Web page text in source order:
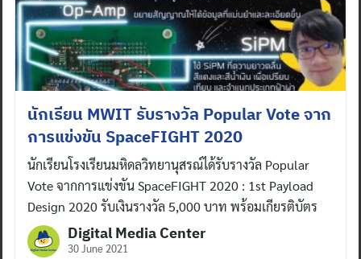
นักเรียน MWIT รับรางวัล Popular Vote จาก
การแข่งขัน SpaceFIGHT 2020
นักเรียนโรงเรียนมหิดลวิทยานุสรณ์ได้รับรางวัล Popular
Vote จากการแข่งขัน SpaceFIGHT 2020 : 1st Payload
Design 2020 รับเงินรางวัล 5,000 บาท พร้อมเกียรติบัตร
Digital Media Center
30 June 2021